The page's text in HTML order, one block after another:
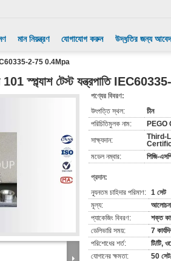
মান নিয়ন্ত্রণ যোগাযোগ করুন উদ্ধৃতির জন্য
IEC60335-2-75 0.4Mpa
101 স্প্ল্যাশ টেস্ট যন্ত্রপাতি
পণ্যের বিবরণ:
উৎপত্তি স্থল:
চীন
পরিচিতিমুলক নাম:
PEGO
সাক্ষ্যদান:
Third-
মডেল নম্বার:
পিজি-
প্রদান:
ন্যূনতম চাহিদার পরিমাণ: 1 সেট
মূল্য:
প্যাকেজিং বিবরণ:
শক্ত
ডেলিভারি সময়:
7
পরিশোধের শর্ত:
টি/টি,
যোগানের ক্ষমতা:
50